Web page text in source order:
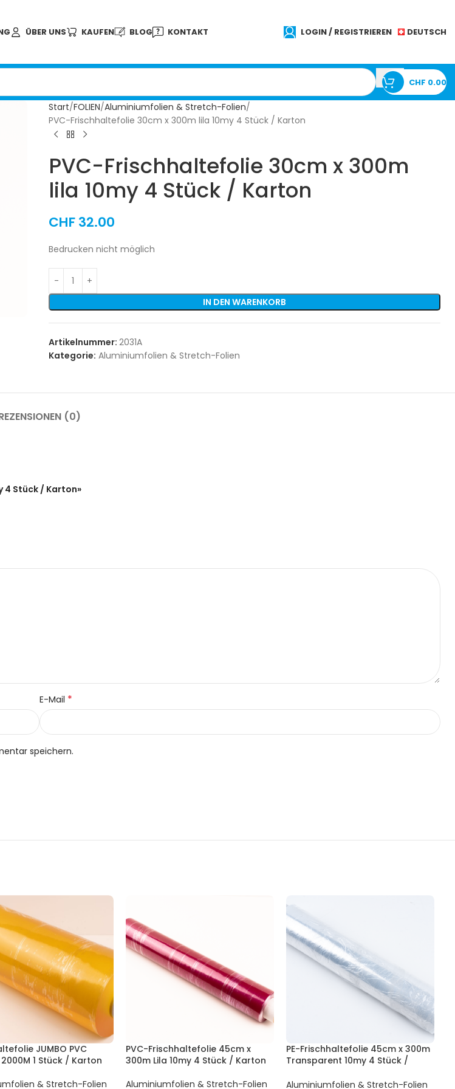
ÜBER UNS KAUFEN BLOG KONTAKT LOGIN / REGISTRIEREN DEUTSCH
CHF 0.00
Start FOLIEN Aluminiumfolien & Stretch-Folien
PVC-Frischhaltefolie 30cm x 300m lila 10my 4 Stück / Karton
PVC-Frischhaltefolie 30cm x 300m
lila 10my 4 Stück / Karton
CHF32.00
Bedrucken nicht möglich
IN DEN WARENKORB
Artikelnummer: 2031A
Kategorie: Aluminiumfolien & Stretch-Folien
(0)
4 Stück / Karton»
E-Mail *
speichern.
JUMBO PVC
1 Stück / Karton
& Stretch-Folien
PVC-Frischhaltefolie 45cm x
300m Lila 10my 4 Stück / Karton
Aluminiumfolien & Stretch-Folien
PE-Frischhaltefolie 45cm x 300m
Transparent 10my 4 Stück /
Aluminiumfolien & Stretch-Folien